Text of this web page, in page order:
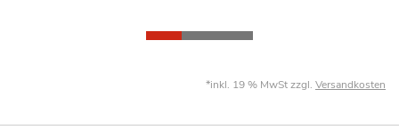
*inkl. 19 % MwSt zzgl. Versandkosten